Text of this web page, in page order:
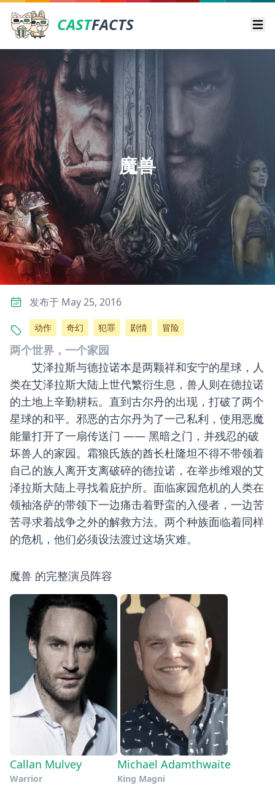
CASTFACTS
魔兽
两个世界，一个家园
艾泽拉斯与德拉诺本是两颗祥和安宁的星球，人
类在艾泽拉斯大陆上世代繁衍生息，兽人则在德拉诺
的土地上辛勤耕耘。直到古尔丹的出现，打破了两个
星球的和平。邪恶的古尔丹为了一己私利，使用恶魔
能量打开了一扇传送门 —— 黑暗之门，并残忍的破
坏兽人的家园。霜狼氏族的酋长杜隆坦不得不带领着
自己的族人离开支离破碎的德拉诺，在举步维艰的艾
泽拉斯大陆上寻找着庇护所。面临家园危机的人类在
领袖洛萨的带领下一边痛击着野蛮的入侵者，一边苦
苦寻求着战争之外的解救方法。两个种族面临着同样
的危机，他们必须设法渡过这场灾难。
魔兽 的完整演员阵容
Callan Mulvey
Warrior
Michael Adamthwaite
King Magni
发布于 May 25, 2016
动作 奇幻 犯罪 剧情 冒险